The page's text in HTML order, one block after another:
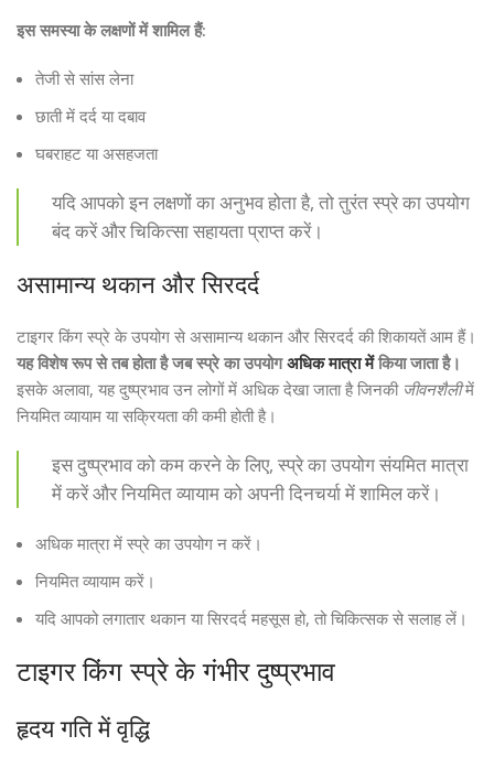
इस समस्या के लक्षणों में शामिल हैं:
तेजी से सांस लेना
छाती में दर्द या दबाव
घबराहट या असहजता
यदि आपको इन लक्षणों का अनुभव होता है, तो तुरंत स्प्रे का उपयोग
बंद करें और चिकित्सा सहायता प्राप्त करें।
असामान्य थकान और सिरदर्द
टाइगर किंग स्प्रे के उपयोग से असामान्य थकान और सिरदर्द की शिकायतें आम हैं।
यह विशेष रूप से तब होता है जब स्प्रे का उपयोगअधिक मात्रा मेंकिया जाता है।
इसके अलावा, यह दुष्प्रभाव उन लोगों में अधिक देखा जाता है जिनकी जीवनशैलीमें
नियमित व्यायाम या सक्रियता की कमी होती है।
इस दुष्प्रभाव को कम करने के लिए, स्प्रे का उपयोग संयमित मात्रा
में करें और नियमित व्यायाम को अपनी दिनचर्या में शामिल करें।
अधिक मात्रा में स्प्रे का उपयोग न करें।
नियमित व्यायाम करें।
यदि आपको लगातार थकान या सिरदर्द महसूस हो, तो चिकित्सक से सलाह लें।
टाइगर किंग स्प्रे के गंभीर दुष्प्रभाव
हृदय गति में वृद्धि